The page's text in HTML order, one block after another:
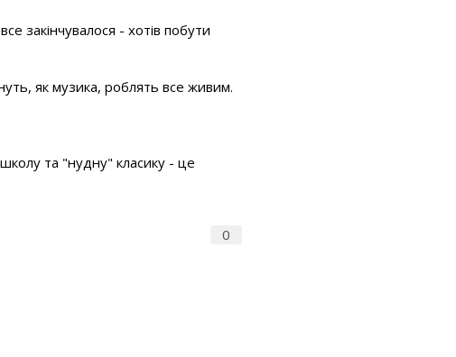
закінчувалося - хотів побути
як музика, роблять все живим.
школу та "нудну" класику - це
0